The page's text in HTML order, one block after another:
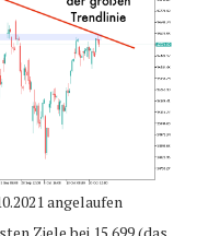
angelaufen
Ziele bei 15.699 (das